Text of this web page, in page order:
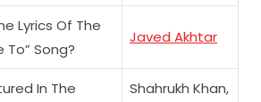
Lyrics Of The
To” Song?
Javed Akhtar
In The
Shahrukh Khan,